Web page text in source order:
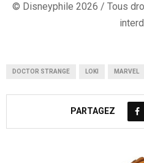
© Disneyphile 2026 / Tous
DOCTOR STRANGE LOKI MARVEL
PARTAGEZ